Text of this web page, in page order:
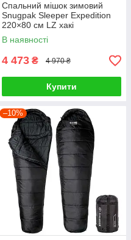
Спальний мішок зимовий
Snugpak Sleeper Expedition
220×80 см LZ хакі
В наявності
4 473 ₴ 4 970 ₴
Купити
–10%